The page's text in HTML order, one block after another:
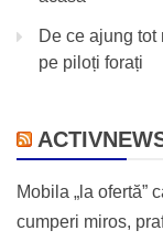
De ce ajung
pe piloți forați
Mobila „la ofertă”
cumperi miros,